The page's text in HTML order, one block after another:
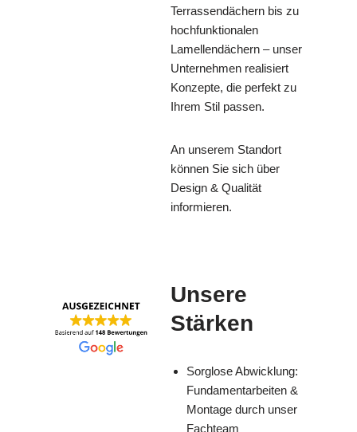
Terrassendächern bis zu
hochfunktionalen
Lamellendächern – unser
Unternehmen realisiert
Konzepte, die perfekt zu
Ihrem Stil passen.
An unserem Standort
können Sie sich über
Design & Qualität
informieren.
Unsere
Stärken
Sorglose Abwicklung:
Fundamentarbeiten &
Montage durch unser
Fachteam